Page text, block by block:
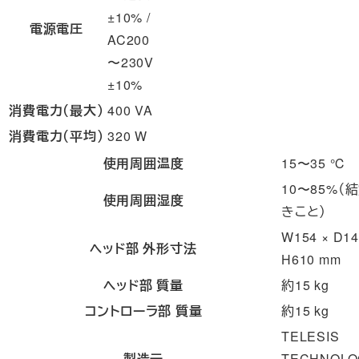
電源電圧
±10% /
AC200
〜230V
±10%
消費電力（最大） 400 VA
消費電力（平均） 320 W
使用周囲温度
15〜35 ℃
使用周囲湿度
10〜85%（
きこと）
ヘッド部 外形寸法
W154 ×
H610 mm
ヘッド部 質量
約15 kg
コントローラ部 質量
約15 kg
TELESIS